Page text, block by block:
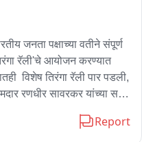
जनता पक्षाच्या वतीने संपूर्ण
रॅली'चे आयोजन करण्यात
विशेष तिरंगा रॅली पार पडली,
रणधीर सावरकर यांच्या सह
झाले होते. या रॅलीत शेकडो
Report